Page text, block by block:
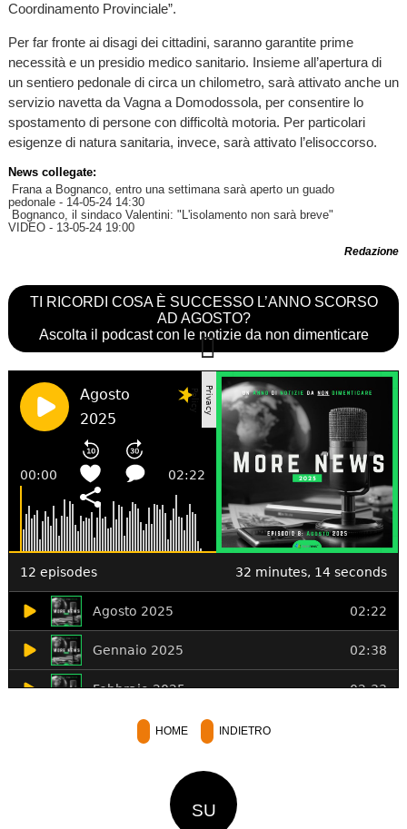
Coordinamento Provinciale”.
Per far fronte ai disagi dei cittadini, saranno garantite prime
necessità e un presidio medico sanitario. Insieme all’apertura di
un sentiero pedonale di circa un chilometro, sarà attivato anche un
servizio navetta da Vagna a Domodossola, per consentire lo
spostamento di persone con difficoltà motoria. Per particolari
esigenze di natura sanitaria, invece, sarà attivato l’elisoccorso.
News collegate:
Frana a Bognanco, entro una settimana sarà aperto un guado
pedonale- 14-05-24 14:30
Bognanco, il sindaco Valentini: "L'isolamento non sarà breve"
VIDEO- 13-05-24 19:00
Redazione
TI RICORDI COSA È SUCCESSO L’ANNO SCORSO
AD AGOSTO?
Ascolta il podcast con le notizie da non dimenticare
HOME INDIETRO
SU